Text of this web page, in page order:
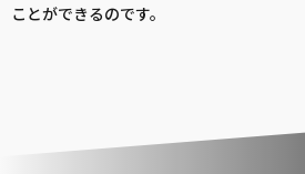
ことができるのです。